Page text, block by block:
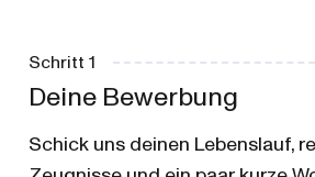
Schritt 1
Deine Bewerbung
Schick uns deinen Lebenslauf,